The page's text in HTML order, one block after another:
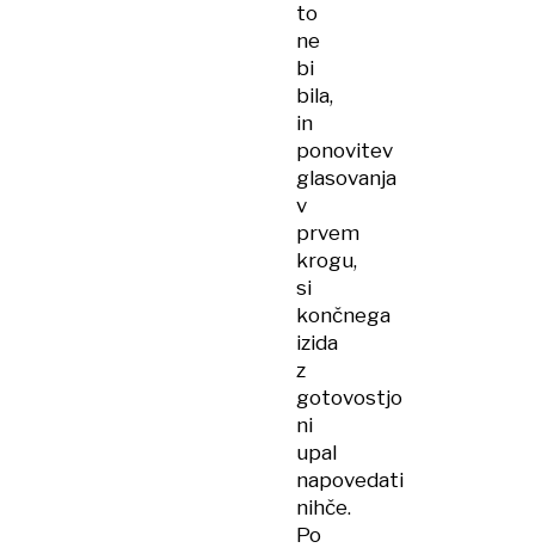
to
ne
bi
bila,
in
ponovitev
glasovanja
v
prvem
krogu,
si
končnega
izida
z
gotovostjo
ni
upal
napovedati
nihče.
Po